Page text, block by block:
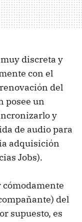
discreta y
con el
del
posee un
y
de audio para
adquisición
Jobs).
del
supuesto, es